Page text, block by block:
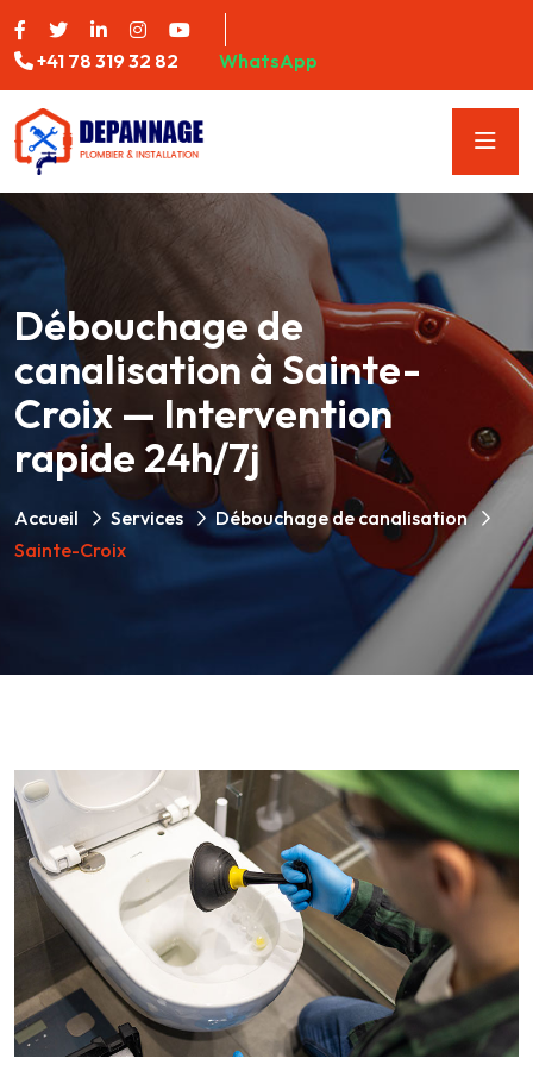
+41 78 319 32 82 WhatsApp
Débouchage de
canalisation à Sainte-
Croix — Intervention
rapide 24h/7j
Accueil Services
Débouchage de canalisation
Sainte-Croix